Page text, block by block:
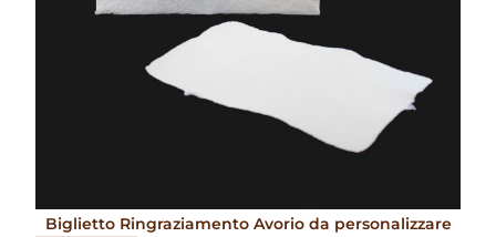
Biglietto Ringraziamento Avorio da personalizzare